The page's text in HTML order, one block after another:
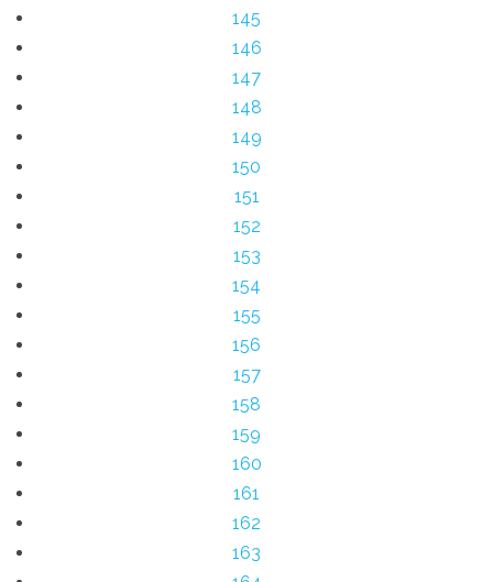
145
146
147
148
149
150
151
152
153
154
155
156
157
158
159
160
161
162
163